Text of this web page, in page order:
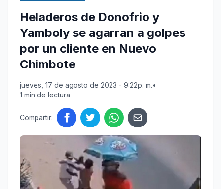
Heladeros de Donofrio y
Yamboly se agarran a golpes
por un cliente en Nuevo
Chimbote
jueves, 17 de agosto de 2023 - 9:22p. m.•
1 min de lectura
Compartir: